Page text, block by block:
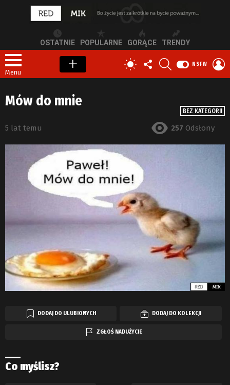
OSTATNIE POPULARNE GORĄCE TRENDY
Menu
PRZEŁĄCZ
SKÓRKĘ
OBSERWUJ
NAS
NSFW
BEZ KATEGORII
Mów do mnie
5 lat temu 257 Odsłony
DODAJ DO ULUBIONYCH DODAJ DO KOLEKCJI
ZGŁOŚ NADUŻYCIE
Co myślisz?